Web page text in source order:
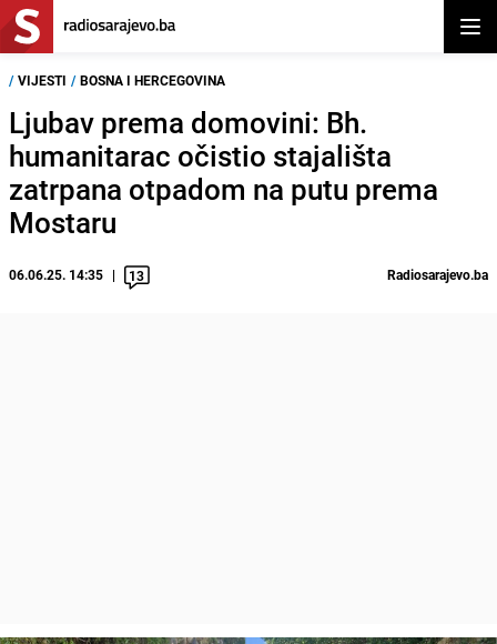
/ VIJESTI / BOSNA I HERCEGOVINA
Ljubav prema domovini: Bh.
humanitarac očistio stajališta
zatrpana otpadom na putu prema
Mostaru
06.06.25. 14:35 13 Radiosarajevo.ba